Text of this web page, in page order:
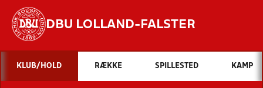
DBU LOLLAND-FALSTER
Hvad vil du søge efter?
INDHOLD OG NYHEDER
KLUB/HOLD RÆKKE SPILLESTED KAMP